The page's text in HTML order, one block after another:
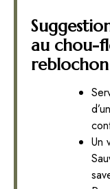
au chou-
reblochon
Un